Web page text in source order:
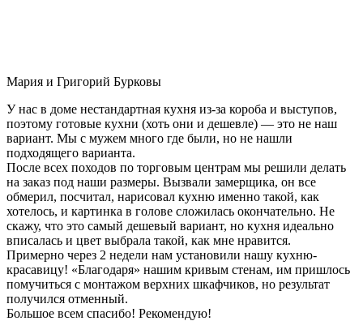
Мария и Григорий Бурковы
У нас в доме нестандартная кухня из-за короба и выступов,
поэтому готовые кухни (хоть они и дешевле) — это не наш
вариант. Мы с мужем много где были, но не нашли
подходящего варианта.
После всех походов по торговым центрам мы решили делать
на заказ под наши размеры. Вызвали замерщика, он все
обмерил, посчитал, нарисовал кухню именно такой, как
хотелось, и картинка в голове сложилась окончательно. Не
скажу, что это самый дешевый вариант, но кухня идеально
вписалась и цвет выбрала такой, как мне нравится.
Примерно через 2 недели нам установили нашу кухню-
красавицу! «Благодаря» нашим кривым стенам, им пришлось
помучиться с монтажом верхних шкафчиков, но результат
получился отменный.
Большое всем спасибо! Рекомендую!